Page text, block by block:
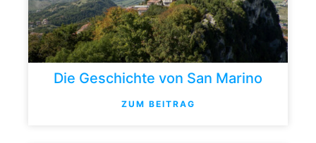
Die Geschichte von San Marino
ZUM BEITRAG